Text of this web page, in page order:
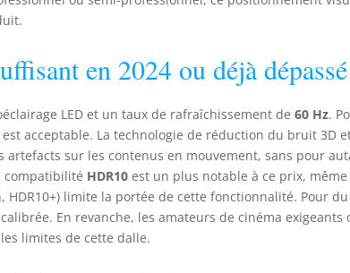
de l'artisanat européen tout en ayant un impact
téléviseur sur Amazon en 2026, vous bénéficiez
de 3 ansau sein de l'Union Européenne.
en 2024 ou déjà
LED et un taux de rafraîchissement de60 Hz.
acceptable. La technologie de réduction du bruit 3D
sur les contenus en mouvement, sans pour
compatibilité HDR10 est un plus notable à ce prix, même
HDR10+) limite la portée de cette fonctionnalité. Pour du
En revanche, les amateurs de cinéma exigeants
limites de cette dalle.